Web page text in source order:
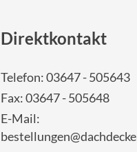
Direktkontakt
Telefon: 03647 - 505643
Fax: 03647 - 505648
E-Mail: